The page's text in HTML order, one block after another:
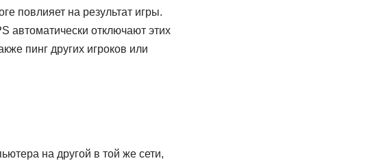
повлияет на результат игры.
автоматически отключают этих
пинг других игроков или
на другой в той же сети,